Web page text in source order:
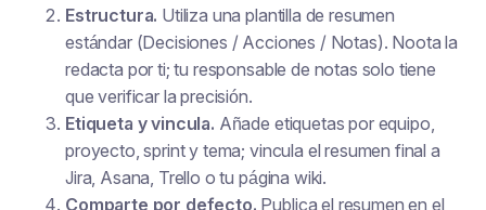
Estructura. Utiliza una plantilla de resumen
estándar (Decisiones / Acciones / Notas). Noota la
redacta por ti; tu responsable de notas solo tiene
que verificar la precisión.
Etiqueta y vincula. Añade etiquetas por equipo,
proyecto, sprint y tema; vincula el resumen final a
Jira, Asana, Trello o tu página wiki.
Comparte por defecto. Publica el resumen en el